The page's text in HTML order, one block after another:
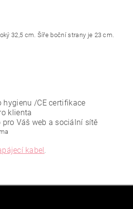
32,5 cm. Šíře boční strany je 23 cm.
hygienu /CE certifikace
klienta
Váš web a sociální sítě
kabel.